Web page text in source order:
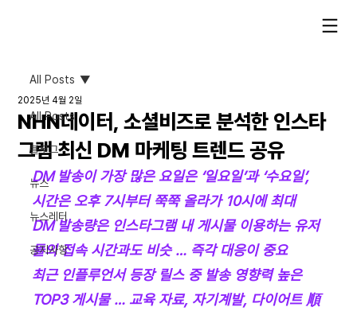
All Posts
블로그
뉴스
뉴스레터
공지사항
All Posts
NHN데이터, 소셜비즈로 분석한 인스타
그램 최신 DM 마케팅 트렌드 공유
2025년 4월 2일
DM 발송이 가장 많은 요일은 ‘일요일’과 ‘수요일’,
시간은 오후 7시부터 쭉쭉 올라가 10시에 최대
DM 발송량은 인스타그램 내 게시물 이용하는 유저
들의 접속 시간과도 비슷 … 즉각 대응이 중요
최근 인플루언서 등장 릴스 중 발송 영향력 높은
TOP3 게시물 … 교육 자료, 자기계발, 다이어트 順